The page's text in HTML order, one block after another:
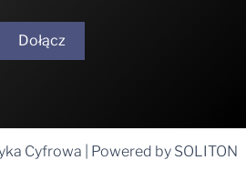
Dołącz
Cyfrowa | Powered by SOLITON